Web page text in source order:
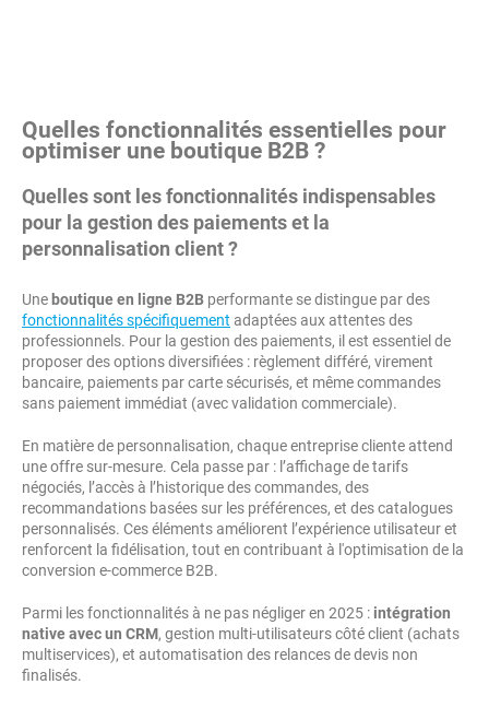
Quelles fonctionnalités essentielles pour
optimiser une boutique B2B ?
Quelles sont les fonctionnalités indispensables
pour la gestion des paiements et la
personnalisation client ?
Une boutique en ligne B2B performante se distingue par des
fonctionnalités spécifiquement adaptées aux attentes des
professionnels. Pour la gestion des paiements, il est essentiel de
proposer des options diversifiées : règlement différé, virement
bancaire, paiements par carte sécurisés, et même commandes
sans paiement immédiat (avec validation commerciale).
En matière de personnalisation, chaque entreprise cliente attend
une offre sur-mesure. Cela passe par : l’affichage de tarifs
négociés, l’accès à l’historique des commandes, des
recommandations basées sur les préférences, et des catalogues
personnalisés. Ces éléments améliorent l’expérience utilisateur et
renforcent la fidélisation, tout en contribuant à l'optimisation de la
conversion e-commerce B2B.
Parmi les fonctionnalités à ne pas négliger en 2025 : intégration
native avec un CRM, gestion multi-utilisateurs côté client (achats
multiservices), et automatisation des relances de devis non
finalisés.